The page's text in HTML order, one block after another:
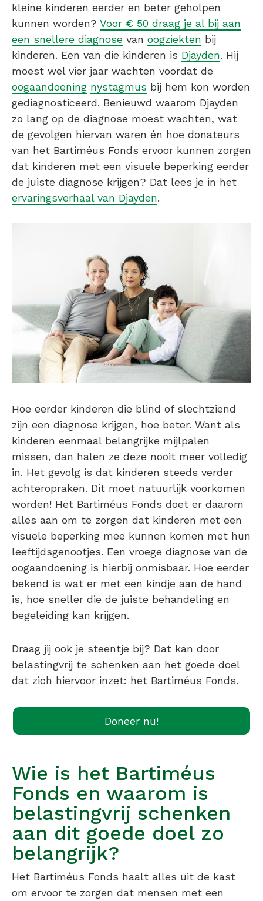
kleine kinderen eerder en beter geholpen
kunnen worden? Voor € 50 draag je al bij aan
een snellere diagnose van oogziekten bij
kinderen. Een van die kinderen is Djayden. Hij
moest wel vier jaar wachten voordat de
oogaandoening nystagmus bij hem kon worden
gediagnosticeerd. Benieuwd waarom Djayden
zo lang op de diagnose moest wachten, wat
de gevolgen hiervan waren én hoe donateurs
van het Bartiméus Fonds ervoor kunnen zorgen
dat kinderen met een visuele beperking eerder
de juiste diagnose krijgen? Dat lees je in het
ervaringsverhaal van Djayden.
Hoe eerder kinderen die blind of slechtziend
zijn een diagnose krijgen, hoe beter. Want als
kinderen eenmaal belangrijke mijlpalen
missen, dan halen ze deze nooit meer volledig
in. Het gevolg is dat kinderen steeds verder
achteropraken. Dit moet natuurlijk voorkomen
worden! Het Bartiméus Fonds doet er daarom
alles aan om te zorgen dat kinderen met een
visuele beperking mee kunnen komen met hun
leeftijdsgenootjes. Een vroege diagnose van de
oogaandoening is hierbij onmisbaar. Hoe eerder
bekend is wat er met een kindje aan de hand
is, hoe sneller die de juiste behandeling en
begeleiding kan krijgen.
Draag jij ook je steentje bij? Dat kan door
belastingvrij te schenken aan het goede doel
dat zich hiervoor inzet: het Bartiméus Fonds.
Doneer nu!
Wie is het Bartiméus
Fonds en waarom is
belastingvrij schenken
aan dit goede doel zo
belangrijk?
Het Bartiméus Fonds haalt alles uit de kast
om ervoor te zorgen dat mensen met een